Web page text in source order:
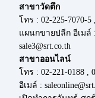
สาขาวัดตึก
โทร : 02-225-7070-5
แผนกขายปลีก อีเมล์
sale3@srt.co.th
สาขาออนไลน์
โทร : 02-221-0188 ,
อีเมล์ :